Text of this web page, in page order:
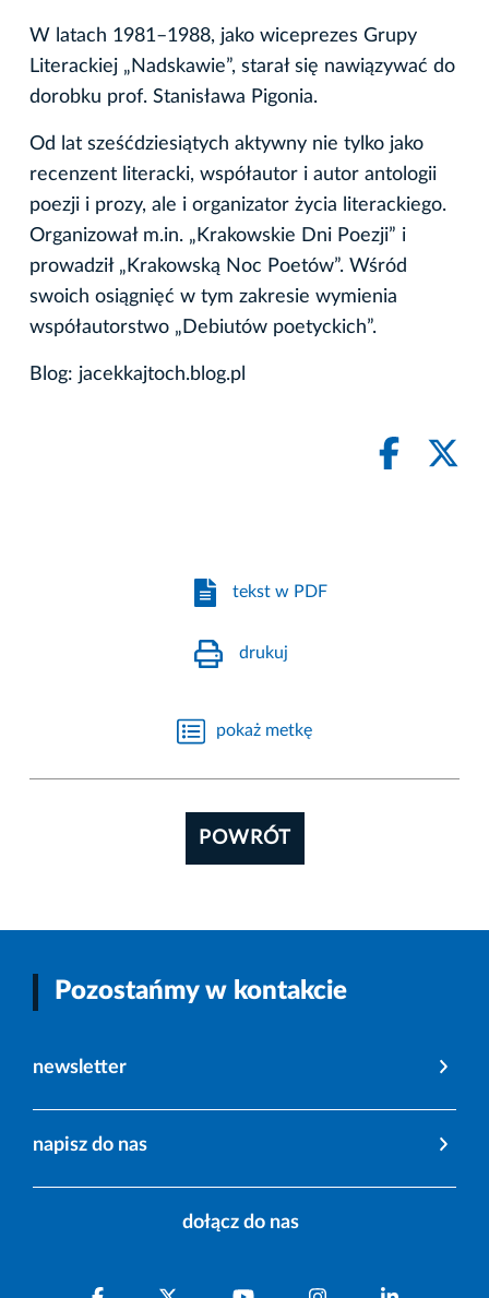
W latach 1981–1988, jako wiceprezes Grupy
Literackiej „Nadskawie”, starał się nawiązywać do
dorobku prof. Stanisława Pigonia.
Od lat sześćdziesiątych aktywny nie tylko jako
recenzent literacki, współautor i autor antologii
poezji i prozy, ale i organizator życia literackiego.
Organizował m.in. „Krakowskie Dni Poezji” i
prowadził „Krakowską Noc Poetów”. Wśród
swoich osiągnięć w tym zakresie wymienia
współautorstwo „Debiutów poetyckich”.
Blog: jacekkajtoch.blog.pl
tekst w PDF
drukuj
pokaż metkę
POWRÓT
Pozostańmy w kontakcie
newsletter
napisz do nas
dołącz do nas